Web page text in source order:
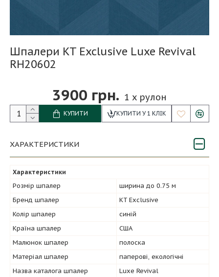
Шпалери KT Exclusive Luxe Revival
RH20602
3900 грн. 1 x рулон
КУПИТИ КУПИТИ У 1 КЛІК
ХАРАКТЕРИСТИКИ
Характеристики
Розмір шпалер
ширина до 0.75 м
Бренд шпалер
KT Exclusive
Колір шпалер
синій
Країна шпалер
США
Малюнок шпалер
полоска
Матеріал шпалер
паперові, екологічні
Назва каталога шпалер
Luxe Revival